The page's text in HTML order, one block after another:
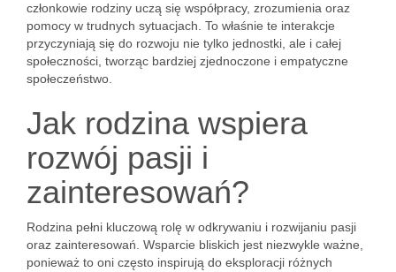
członkowie rodziny uczą się współpracy, zrozumienia oraz
pomocy w trudnych sytuacjach. To właśnie te interakcje
przyczyniają się do rozwoju nie tylko jednostki, ale i całej
społeczności, tworząc bardziej zjednoczone i empatyczne
społeczeństwo.
Jak rodzina wspiera
rozwój pasji i
zainteresowań?
Rodzina pełni kluczową rolę w odkrywaniu i rozwijaniu pasji
oraz zainteresowań. Wsparcie bliskich jest niezwykle ważne,
ponieważ to oni często inspirują do eksploracji różnych